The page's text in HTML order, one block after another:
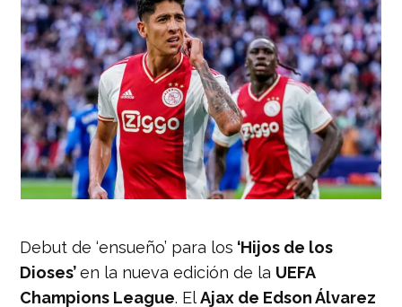
Debut de ‘ensueño’ para los ‘Hijos de los
Dioses’en la nueva edición de la UEFA
Champions League. ElAjax de Edson Álvarez